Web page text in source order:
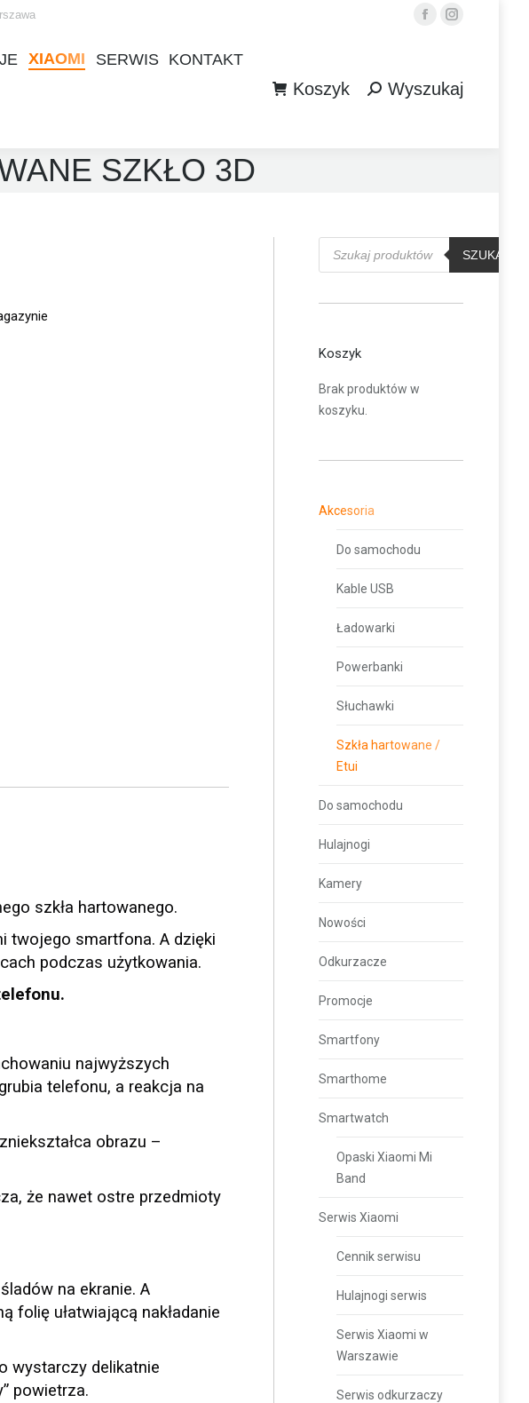
FacebookInstagram
XIAOMI SERWIS KONTAKT
Koszyk Szukaj:Wyszukaj
SZKŁO 3D
szkła hartowanego.
twojego smartfona. A dzięki
podczas użytkowania.
najwyższych
telefonu, a reakcja na
obrazu –
że nawet ostre przedmioty
na ekranie. A
ułatwiającą nakładanie
wystarczy delikatnie
powietrza.
Wyszukiwarka
produktów
SZUKAJ
Koszyk
Brak produktów w
koszyku.
Akcesoria
Do samochodu
Kable USB
Ładowarki
Powerbanki
Słuchawki
Szkła hartowane /
Etui
Do samochodu
Hulajnogi
Kamery
Nowości
Odkurzacze
Promocje
Smartfony
Smarthome
Smartwatch
Opaski Xiaomi Mi
Band
Serwis Xiaomi
Cennik serwisu
Hulajnogi serwis
Serwis Xiaomi w
Warszawie
Serwis odkurzaczy